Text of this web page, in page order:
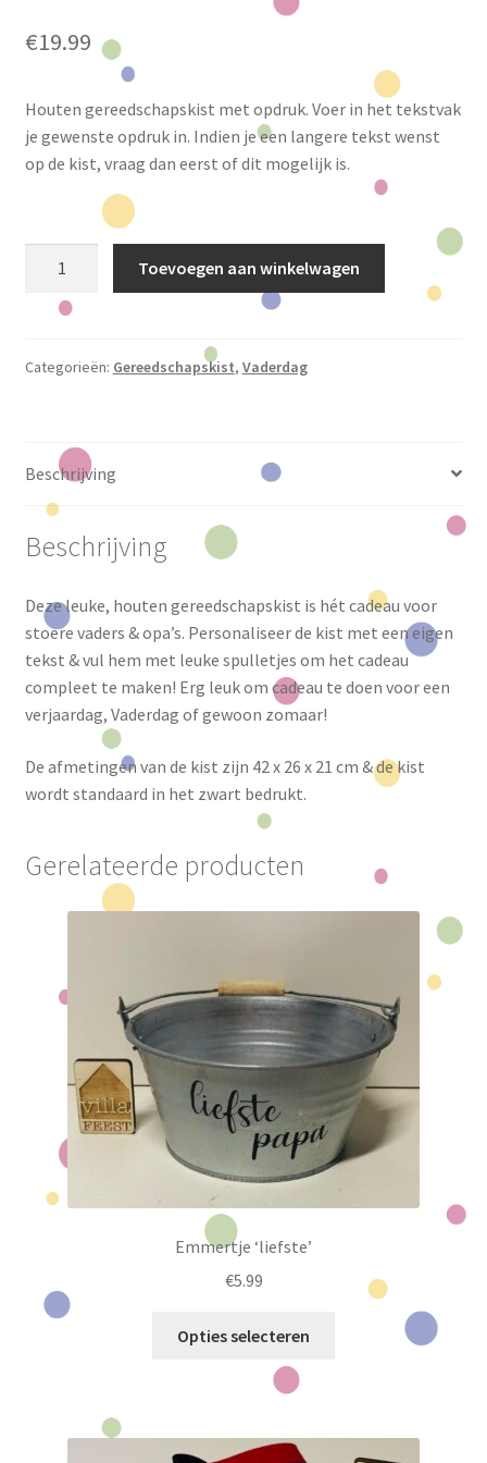
€19.99
Houten gereedschapskist met opdruk. Voer in het tekstvak
je gewenste opdruk in. Indien je een langere tekst wenst
op de kist, vraag dan eerst of dit mogelijk is.
aantal
Toevoegen aan winkelwagen
Categorieën: Gereedschapskist, Vaderdag
Beschrijving
Beschrijving
Deze leuke, houten gereedschapskist is hét cadeau voor
stoere vaders & opa’s. Personaliseer de kist met een eigen
tekst & vul hem met leuke spulletjes om het cadeau
compleet te maken! Erg leuk om cadeau te doen voor een
verjaardag, Vaderdag of gewoon zomaar!
De afmetingen van de kist zijn 42 x 26 x 21 cm & de kist
wordt standaard in het zwart bedrukt.
Gerelateerde producten
Emmertje ‘liefste’
€5.99
Opties selecteren